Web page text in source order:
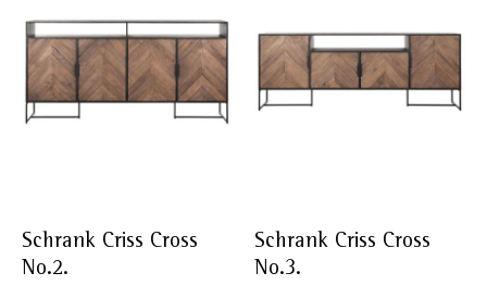
Schrank Criss Cross
No.2.
Schrank Criss Cross
No.3.